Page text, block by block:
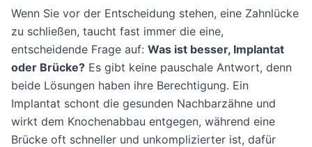
Wenn Sie vor der Entscheidung stehen, eine Zahnlücke
zu schließen, taucht fast immer die eine,
entscheidende Frage auf: Was ist besser, Implantat
oder Brücke? Es gibt keine pauschale Antwort, denn
beide Lösungen haben ihre Berechtigung. Ein
Implantat schont die gesunden Nachbarzähne und
wirkt dem Knochenabbau entgegen, während eine
Brücke oft schneller und unkomplizierter ist, dafür